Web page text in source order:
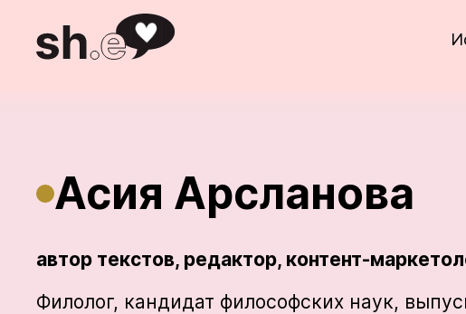
Асия Арсланова
автор текстов, редактор, контент-
Филолог, кандидат философских наук,